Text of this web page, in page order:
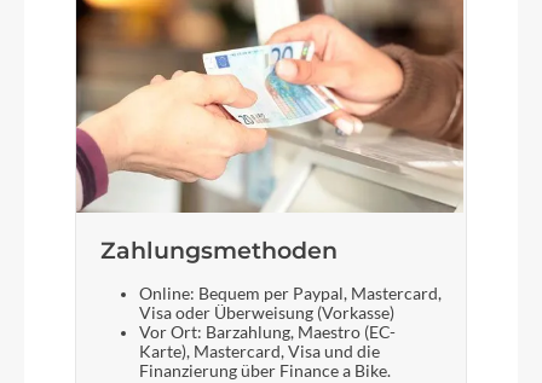
Zahlungsmethoden
Online: Bequem per Paypal, Mastercard,
Visa oder Überweisung (Vorkasse)
Vor Ort: Barzahlung, Maestro (EC-
Karte), Mastercard, Visa und die
Finanzierung über Finance a Bike.